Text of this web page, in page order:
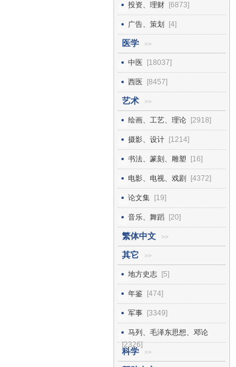
投资、理财 [6873]
广告、策划 [4]
医学 >>
中医 [18037]
西医 [8457]
艺术 >>
绘画、工艺、理论 [2918]
摄影、设计 [1214]
书法、篆刻、雕塑 [16]
电影、电视、戏剧 [4372]
论文集 [19]
音乐、舞蹈 [20]
繁体中文 >>
其它 >>
地方史志 [5]
年鉴 [474]
军事 [3349]
马列、毛泽东思想、邓论
[2326]
科学 >>